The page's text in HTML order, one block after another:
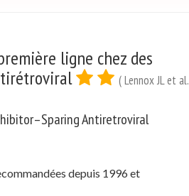
ligne chez des
( Lennox JL et al.
Antiretroviral
depuis 1996 et